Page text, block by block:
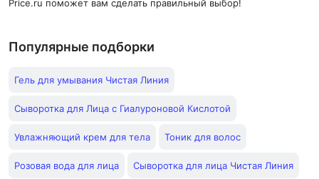
Price.ru поможет вам сделать правильный выбор!
Популярные подборки
Гель для умывания Чистая Линия
Сыворотка для Лица с Гиалуроновой Кислотой
Увлажняющий крем для тела Тоник для волос
Розовая вода для лица Сыворотка для лица Чистая Линия